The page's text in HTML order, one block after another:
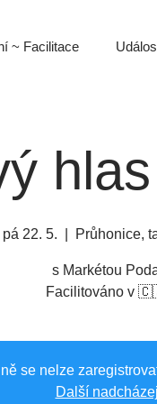
~ Facilitace
pá 22. 5. Průhonice,
s Markétou
Facilitováno v
se nelze
Další